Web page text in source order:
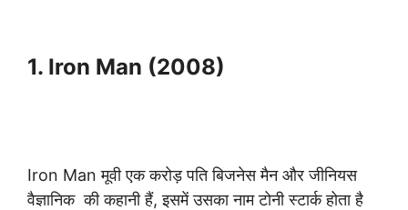
1. Iron Man (2008)
Iron Man मूवी एक करोड़ पति बिजनेस मैन और जीनियस
वैज्ञानिक की कहानी हैं, इसमें उसका नाम टोनी स्टार्क होता है